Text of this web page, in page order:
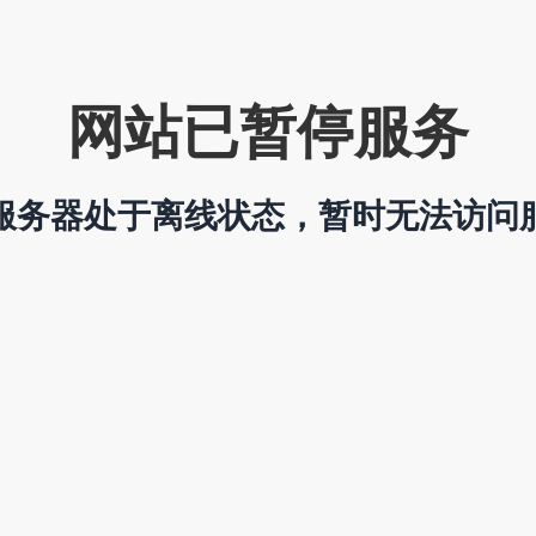
网站已暂停服务
务器处于离线状态，暂时无法访问